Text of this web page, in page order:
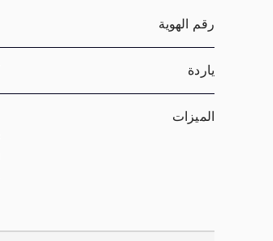
رقم الهوية
ياردة
الميزات